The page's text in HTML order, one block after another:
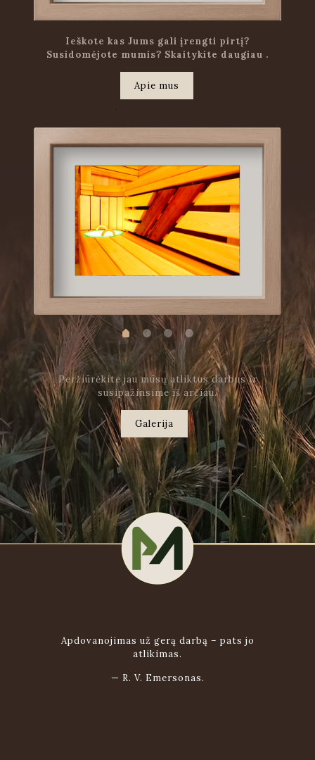
Ieškote kas Jums gali įrengti pirtį?
Susidomėjote mumis? Skaitykite daugiau .
.
Apie mus
Peržiūrėkite jau mūsų atliktus darbus ir
susipažinsime iš arčiau.
Galerija
Apdovanojimas už gerą darbą – pats jo
atlikimas.
— R. V. Emersonas.